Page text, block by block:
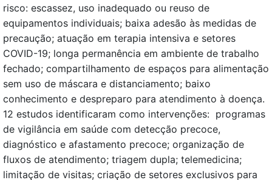
risco: escassez, uso inadequado ou reuso de
equipamentos individuais; baixa adesão às medidas de
precaução; atuação em terapia intensiva e setores
COVID-19; longa permanência em ambiente de trabalho
fechado; compartilhamento de espaços para alimentação
sem uso de máscara e distanciamento; baixo
conhecimento e despreparo para atendimento à doença.
12 estudos identificaram como intervenções: programas
de vigilância em saúde com detecção precoce,
diagnóstico e afastamento precoce; organização de
fluxos de atendimento; triagem dupla; telemedicina;
limitação de visitas; criação de setores exclusivos para